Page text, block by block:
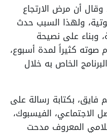
أن مرض الارتجاع
ولهذا السبب حدث
وبناء على نصيحة
كثيراً لمدة أسبوع،
الخاص به خلال
فايق، بكتابة رسالة على
الاجتماعي، الفيسبوك،
المعروف مدحت